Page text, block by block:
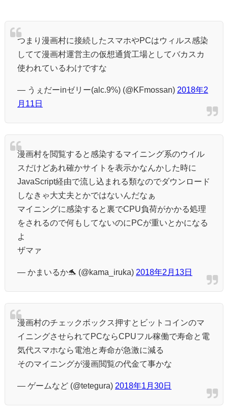
つまり漫画村に接続したスマホやPCはウィルス感染
してて漫画村運営主の仮想通貨工場としてバカスカ
使われているわけですな
— うぇだーinゼリー(alc.9%) (@KFmossan) 2018年2
月11日
漫画村を閲覧すると感染するマイニング系のウイル
スだけどあれ確かサイトを表示かなんかした時に
JavaScript経由で流し込まれる類なのでダウンロード
しなきゃ大丈夫とかではないんだなぁ
マイニングに感染すると裏でCPU負荷がかかる処理
をされるので何もしてないのにPCが重いとかになる
よ
ザマァ
— かまいるか🐬 (@kama_iruka) 2018年2月13日
漫画村のチェックボックス押すとビットコインのマ
イニングさせられてPCならCPUフル稼働で寿命と電
気代スマホなら電池と寿命が急激に減る
そのマイニングが漫画閲覧の代金て事かな
— ゲームなど (@tetegura) 2018年1月30日